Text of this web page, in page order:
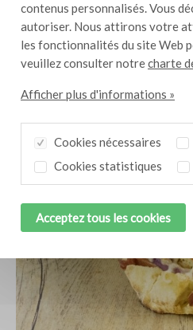
contenus personnalisés. Vous
autoriser. Nous attirons votre
les fonctionnalités du site Web
veuillez consulter notrecharte
Afficher plus d'informations »
Cookies nécessaires
Cookies statistiques
Acceptez tous les cookies
Canard à la sichuanaise avec